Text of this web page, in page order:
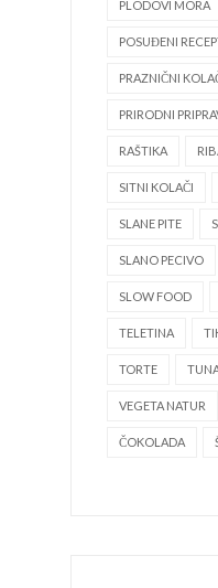
PLODOVI MORA
POSUĐENI
PRAZNIČNI
PRIRODNI
RAŠTIKA
SITNI KOLAČI
SLANE PITE
SLANO PECIVO
SLOW FOOD
TELETINA
TORTE
VEGETA NATUR
ČOKOLADA